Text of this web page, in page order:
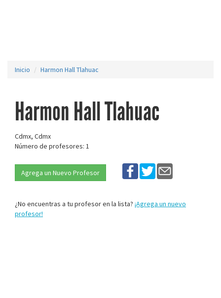
Inicio Harmon Hall Tlahuac
Harmon Hall Tlahuac
Cdmx, Cdmx
Número de profesores: 1
Agrega un Nuevo Profesor
¿No encuentras a tu profesor en la lista? ¡Agrega un nuevo
profesor!